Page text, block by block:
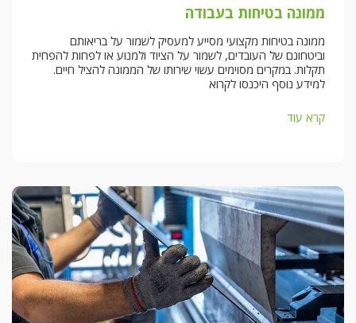
ממונה בטיחות בעבודה
ממונה בטיחות מקצועי מסייע למעסיק לשמור על בריאותם
וביטחונם של העובדים, לשמור על הציוד ולמנוע או לפחות להפחית
תקלות. במקרים מסוימים עשוי שירותו של הממונה להציל חיים.
למידע נוסף היכנסו לקרוא
קרא עוד